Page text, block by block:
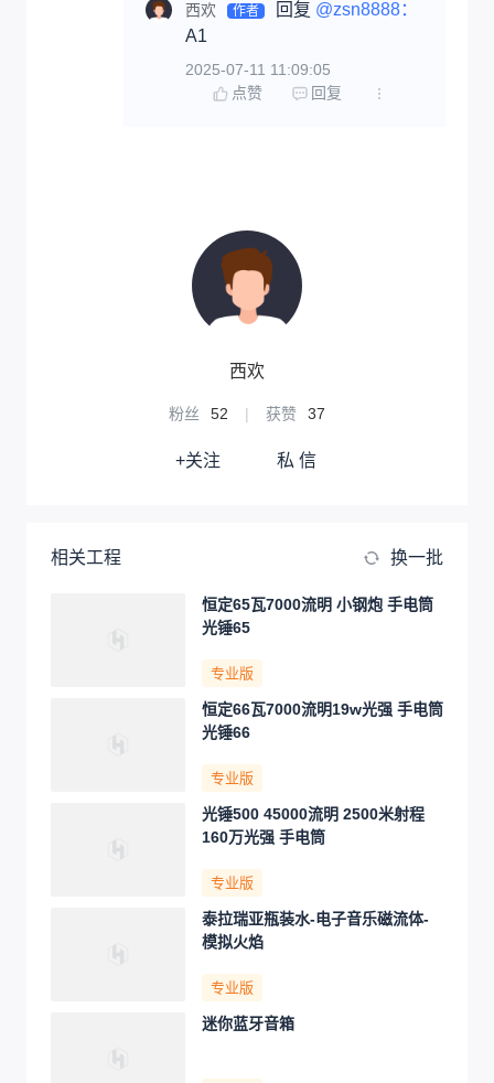
西欢 作者 回复 @zsn8888：
A1
2025-07-11 11:09:05
点赞
回复
西欢
粉丝 52 | 获赞 37
+关注 私 信
相关工程 换一批
恒定65瓦7000流明 小钢炮 手电筒
光锤65
专业版
恒定66瓦7000流明19w光强 手电筒
光锤66
专业版
光锤500 45000流明 2500米射程
160万光强 手电筒
专业版
泰拉瑞亚瓶装水-电子音乐磁流体-
模拟火焰
专业版
迷你蓝牙音箱